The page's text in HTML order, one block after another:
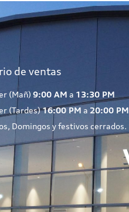
de ventas
(Mañ) 9:00 AM a 13:30 PM
(Tardes)16:00 PM a 20:00 PM
Domingos y festivos cerrados.